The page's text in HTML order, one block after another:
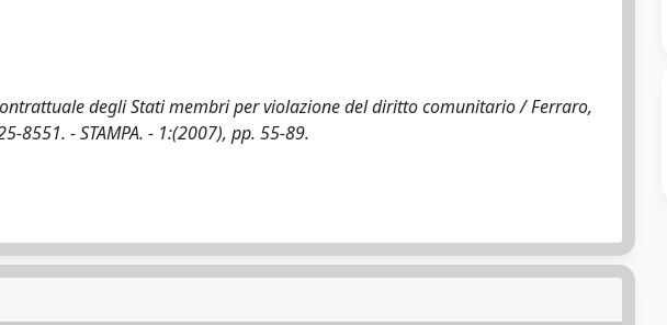
degli Stati membri per violazione del diritto comunitario / Ferraro,
8551. - STAMPA. - 1:(2007), pp. 55-89.